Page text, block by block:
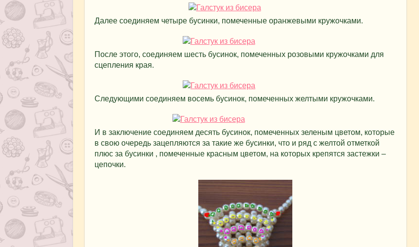
Далее соединяем четыре бусинки, помеченные оранжевыми кружочками.
После этого, соединяем шесть бусинок, помеченных розовыми кружочками для
сцепления края.
Следующими соединяем восемь бусинок, помеченных желтыми кружочками.
И в заключение соединяем десять бусинок, помеченных зеленым цветом, которые
в свою очередь зацепляются за такие же бусинки, что и ряд с желтой отметкой
плюс за бусинки , помеченные красным цветом, на которых крепятся застежки –
цепочки.